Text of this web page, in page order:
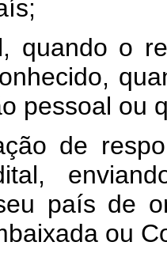
quando o
pessoal ou
de
país de
ou